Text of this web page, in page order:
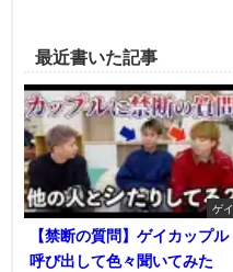
最近書いた記事
ゲイ
【禁断の質問】ゲイカップル
呼び出して色々聞いてみた